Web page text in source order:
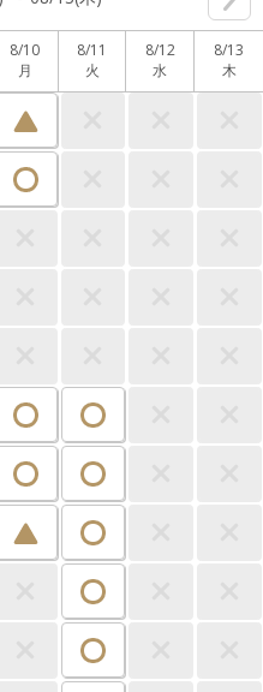
8/10
月
8/11
火
8/12
水
8/13
木